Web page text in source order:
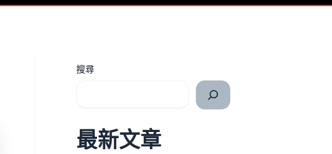
搜尋
最新文章